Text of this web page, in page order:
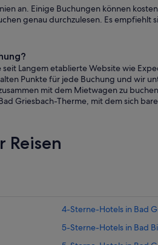
an. Einige Buchungen können
genau durchzulesen. Es empfiehlt
Langem etablierte Website wie
Punkte für jede Buchung und wir
mit dem Mietwagen zu
Griesbach-Therme, mit dem sich
Reisen
4-Sterne-Hotels in Bad
5-Sterne-Hotels in Bad